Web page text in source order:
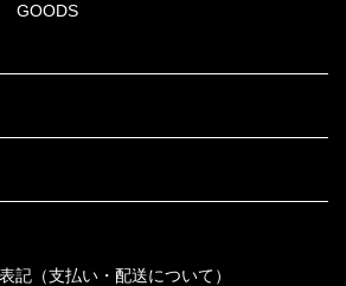
GOODS
記（支払い・配送について）